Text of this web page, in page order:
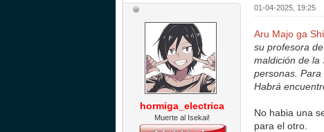
hormiga_electrica
Muerte al Isekai!
01-04-2025, 19:25
Aru Majo ga
su profesora
maldición de la
personas.
Habrá
No habia una
para el otro.